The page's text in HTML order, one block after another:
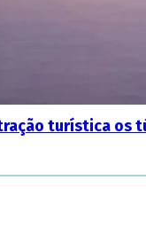
turística os